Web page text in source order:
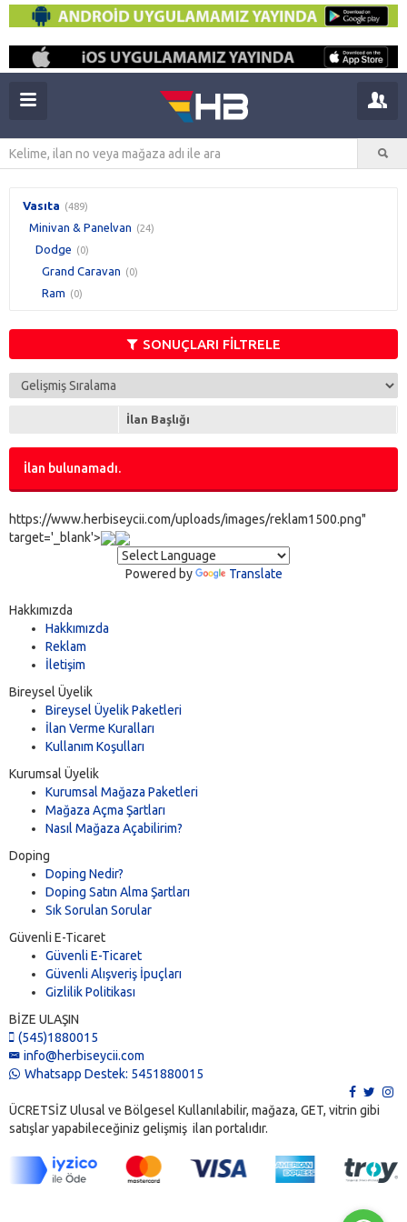
Vasıta (489)
Minivan & Panelvan (24)
Dodge (0)
Grand Caravan (0)
Ram (0)
SONUÇLARI FİLTRELE
İlan Başlığı
İlan bulunamadı.
https://www.herbiseycii.com/uploads/images/reklam1500.png"
target='_blank'>
Powered by Translate
Hakkımızda
Hakkımızda
Reklam
İletişim
Bireysel Üyelik
Bireysel Üyelik Paketleri
İlan Verme Kuralları
Kullanım Koşulları
Kurumsal Üyelik
Kurumsal Mağaza Paketleri
Mağaza Açma Şartları
Nasıl Mağaza Açabilirim?
Doping
Doping Nedir?
Doping Satın Alma Şartları
Sık Sorulan Sorular
Güvenli E-Ticaret
Güvenli E-Ticaret
Güvenli Alışveriş İpuçları
Gizlilik Politikası
BİZE ULAŞIN
(545)1880015
info@herbiseycii.com
Whatsapp Destek: 5451880015
ÜCRETSİZ Ulusal ve Bölgesel Kullanılabilir, mağaza, GET, vitrin gibi
satışlar yapabileceğiniz gelişmiş ilan portalıdır.